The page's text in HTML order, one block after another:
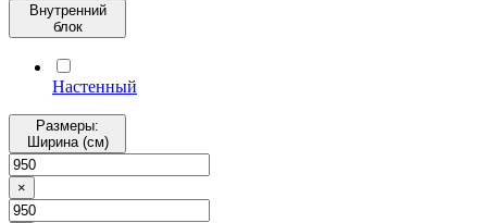
Внутренний
блок
Настенный
Размеры:
Ширина (см)
×